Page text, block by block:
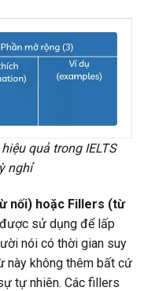
quả trong IELTS
nghỉ
nối) hoặc Fillers (từ
sử dụng để lấp
nói có thời gian suy
này không thêm bất cứ
tự nhiên. Các fillers